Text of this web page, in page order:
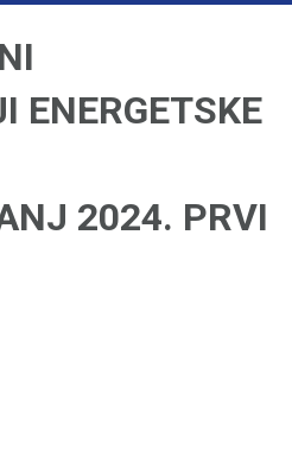
ENERGETSKE
2024. PRVI